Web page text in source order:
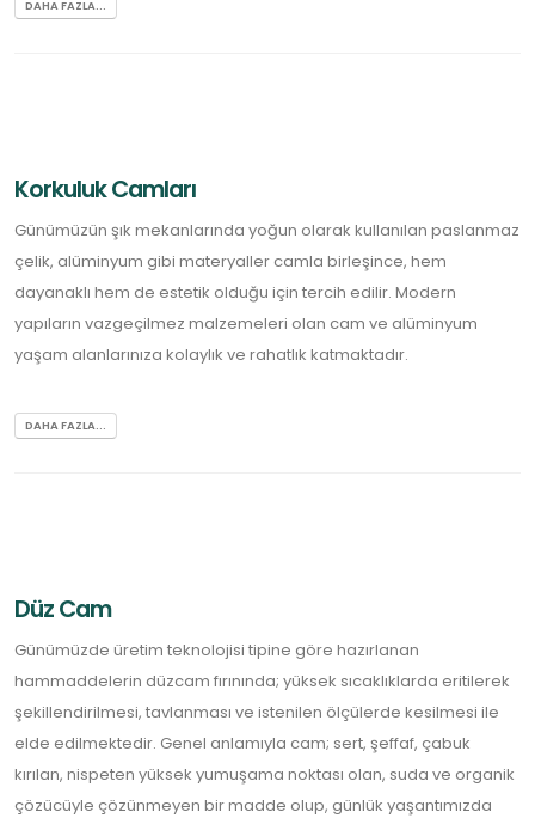
DAHA FAZLA...
Korkuluk Camları
Günümüzün şık mekanlarında yoğun olarak kullanılan paslanmaz
çelik, alüminyum gibi materyaller camla birleşince, hem
dayanaklı hem de estetik olduğu için tercih edilir. Modern
yapıların vazgeçilmez malzemeleri olan cam ve alüminyum
yaşam alanlarınıza kolaylık ve rahatlık katmaktadır.
DAHA FAZLA...
Düz Cam
Günümüzde üretim teknolojisi tipine göre hazırlanan
hammaddelerin düzcam fırınında; yüksek sıcaklıklarda eritilerek
şekillendirilmesi, tavlanması ve istenilen ölçülerde kesilmesi ile
elde edilmektedir. Genel anlamıyla cam; sert, şeffaf, çabuk
kırılan, nispeten yüksek yumuşama noktası olan, suda ve organik
çözücüyle çözünmeyen bir madde olup, günlük yaşantımızda